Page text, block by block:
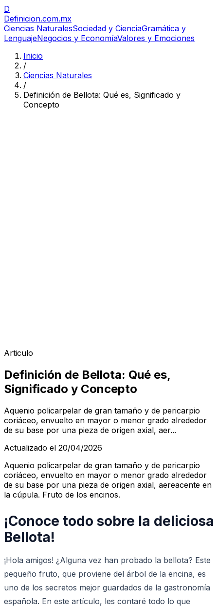
D
Definicion.com.mx
Ciencias NaturalesSociedad y CienciaGramática y
LenguajeNegocios y EconomíaValores y Emociones
Inicio
/
Ciencias Naturales
/
Definición de Bellota: Qué es, Significado y
Concepto
Articulo
Definición de Bellota: Qué es,
Significado y Concepto
Aquenio policarpelar de gran tamaño y de pericarpio
coriáceo, envuelto en mayor o menor grado alrededor
de su base por una pieza de origen axial, aer...
Actualizado el 20/04/2026
Aquenio policarpelar de gran tamaño y de pericarpio
coriáceo, envuelto en mayor o menor grado alrededor
de su base por una pieza de origen axial, aereacente en
la cúpula. Fruto de los encinos.
¡Conoce todo sobre la deliciosa
Bellota!
¡Hola amigos! ¿Alguna vez han probado la bellota? Este
pequeño fruto, que proviene del árbol de la encina, es
uno de los secretos mejor guardados de la gastronomía
española. En este artículo, les contaré todo lo que